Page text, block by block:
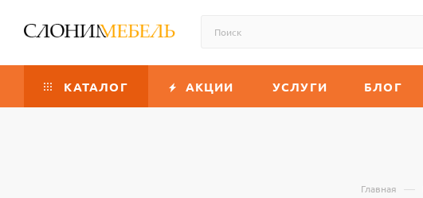
КАТАЛОГ АКЦИИ УСЛУГИ БЛОГ
Главная —